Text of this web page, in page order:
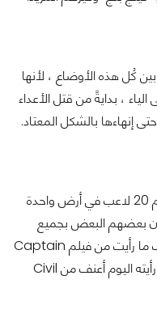
كُل هذه الأوضاع ، لأنها
، بدايةً من قتل الأعداء
إنهاءها بالشكل المعتاد.
الوضع دامي بالمعنى الحرفي ، حيث يضم 20 لاعب في أرض واحدة
ضد 10) ، ليجابهون بعضهم البعض بجميع
القدرات الخارقة ، الوضع مستوحى حسب ما رأيت من فيلم Captain
America Civil War الشهير ، ولكن ما رأيته اليوم أعنف من Civil